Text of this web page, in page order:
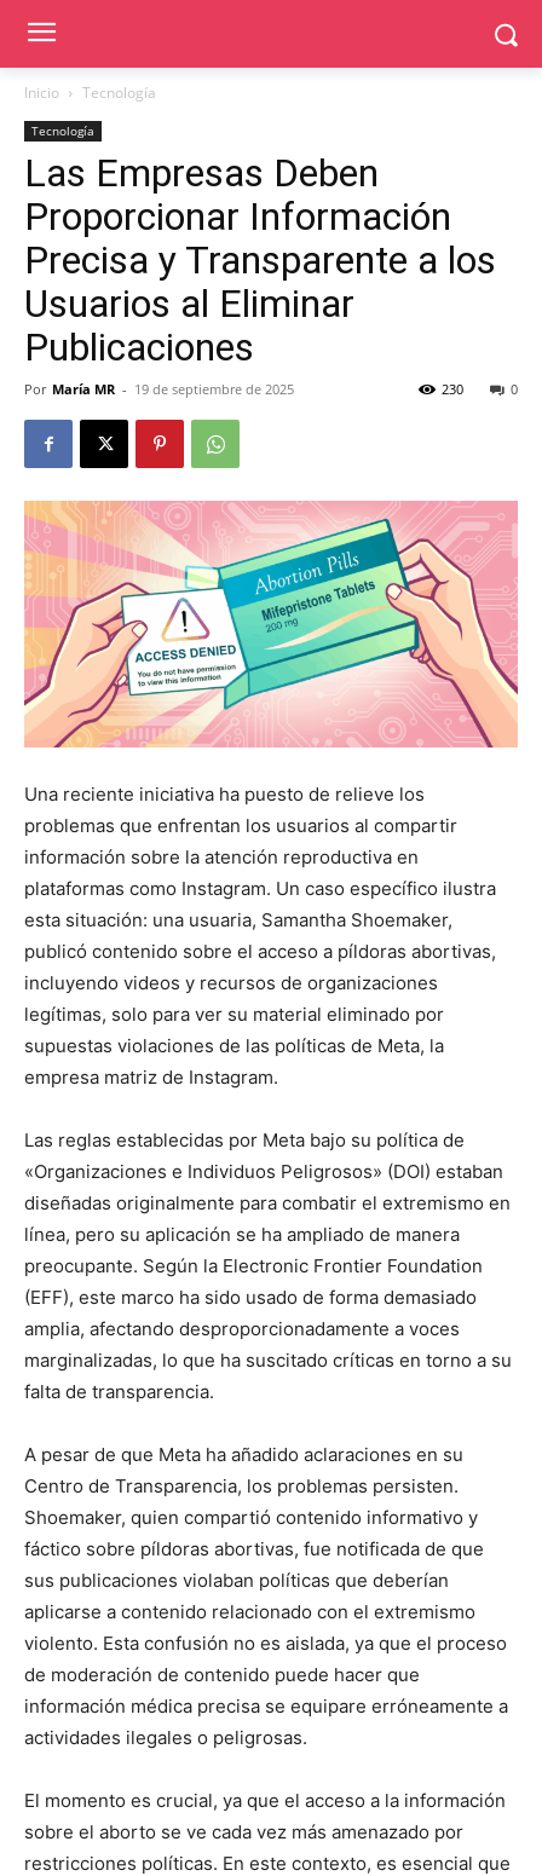
Inicio Tecnología
Tecnología
Las Empresas Deben
Proporcionar Información
Precisa y Transparente a los
Usuarios al Eliminar
Publicaciones
Por María MR - 19 de septiembre de 2025 0
230
Una reciente iniciativa ha puesto de relieve los
problemas que enfrentan los usuarios al compartir
información sobre la atención reproductiva en
plataformas como Instagram. Un caso específico ilustra
esta situación: una usuaria, Samantha Shoemaker,
publicó contenido sobre el acceso a píldoras abortivas,
incluyendo videos y recursos de organizaciones
legítimas, solo para ver su material eliminado por
supuestas violaciones de las políticas de Meta, la
empresa matriz de Instagram.
Las reglas establecidas por Meta bajo su política de
«Organizaciones e Individuos Peligrosos» (DOI) estaban
diseñadas originalmente para combatir el extremismo en
línea, pero su aplicación se ha ampliado de manera
preocupante. Según la Electronic Frontier Foundation
(EFF), este marco ha sido usado de forma demasiado
amplia, afectando desproporcionadamente a voces
marginalizadas, lo que ha suscitado críticas en torno a su
falta de transparencia.
A pesar de que Meta ha añadido aclaraciones en su
Centro de Transparencia, los problemas persisten.
Shoemaker, quien compartió contenido informativo y
fáctico sobre píldoras abortivas, fue notificada de que
sus publicaciones violaban políticas que deberían
aplicarse a contenido relacionado con el extremismo
violento. Esta confusión no es aislada, ya que el proceso
de moderación de contenido puede hacer que
información médica precisa se equipare erróneamente a
actividades ilegales o peligrosas.
El momento es crucial, ya que el acceso a la información
sobre el aborto se ve cada vez más amenazado por
restricciones políticas. En este contexto, es esencial que